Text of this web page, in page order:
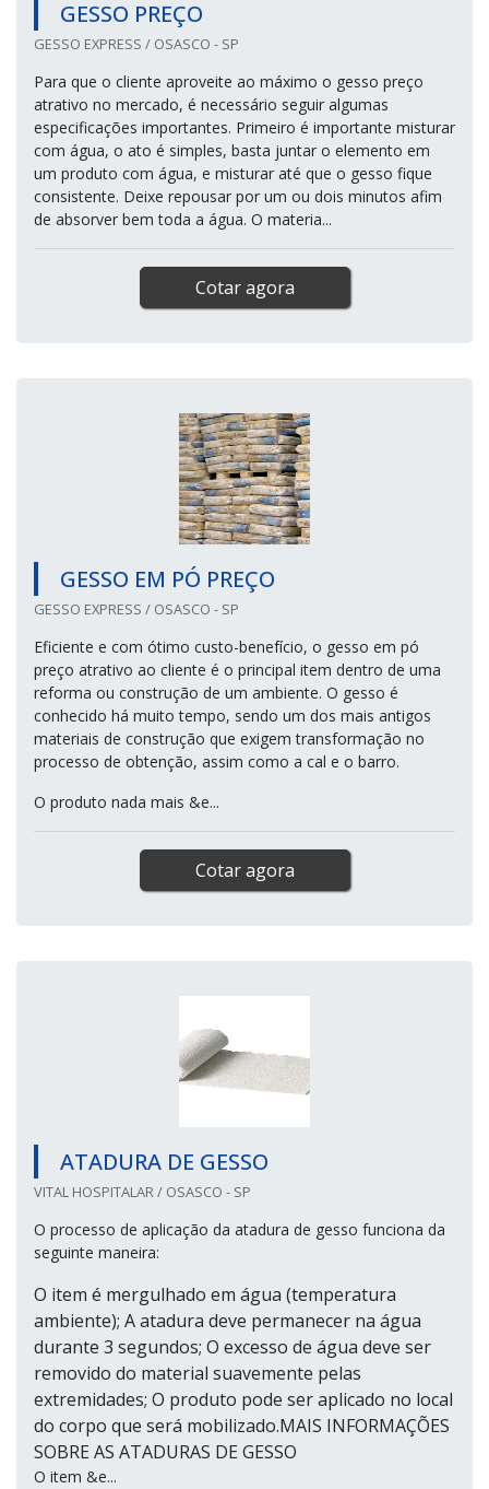
GESSO PREÇO
GESSO EXPRESS / OSASCO - SP
Para que o cliente aproveite ao máximo o gesso preço
atrativo no mercado, é necessário seguir algumas
especificações importantes. Primeiro é importante misturar
com água, o ato é simples, basta juntar o elemento em
um produto com água, e misturar até que o gesso fique
consistente. Deixe repousar por um ou dois minutos afim
de absorver bem toda a água. O materia...
Cotar agora
GESSO EM PÓ PREÇO
GESSO EXPRESS / OSASCO - SP
Eficiente e com ótimo custo-benefício, o gesso em pó
preço atrativo ao cliente é o principal item dentro de uma
reforma ou construção de um ambiente. O gesso é
conhecido há muito tempo, sendo um dos mais antigos
materiais de construção que exigem transformação no
processo de obtenção, assim como a cal e o barro.
O produto nada mais &e...
Cotar agora
ATADURA DE GESSO
VITAL HOSPITALAR / OSASCO - SP
O processo de aplicação da atadura de gesso funciona da
seguinte maneira:
O item é mergulhado em água (temperatura
ambiente); A atadura deve permanecer na água
durante 3 segundos; O excesso de água deve ser
removido do material suavemente pelas
extremidades; O produto pode ser aplicado no local
do corpo que será mobilizado.MAIS INFORMAÇÕES
SOBRE AS ATADURAS DE GESSO
O item &e...